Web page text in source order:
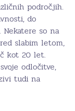
področjih.
do
so na
slabim letom,
kot 20 let.
odločitve,
tudi na